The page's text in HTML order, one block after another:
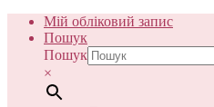
Мій обліковий запис
Пошук
Пошук
×